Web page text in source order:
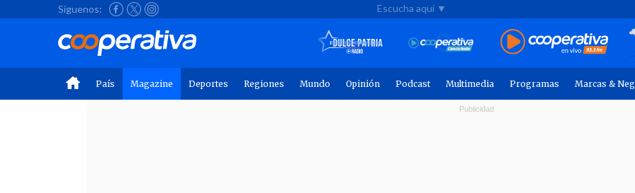
Síguenos: Escucha aquí ▼
País Magazine Deportes Regiones Mundo Opinión Podcast Multimedia Programas Marcas &